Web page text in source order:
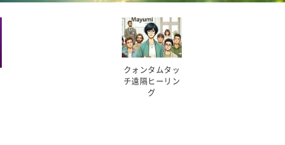
クォンタムタッ
チ遠隔ヒーリン
グ